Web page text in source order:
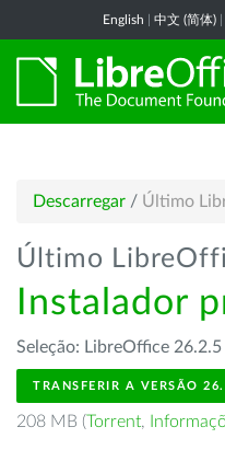
English 中文 (简体)
Descarregar / Último
Último
Instalador
Seleção: LibreOffice
TRANSFERIR A VERSÃO
208 MB (Torrent,